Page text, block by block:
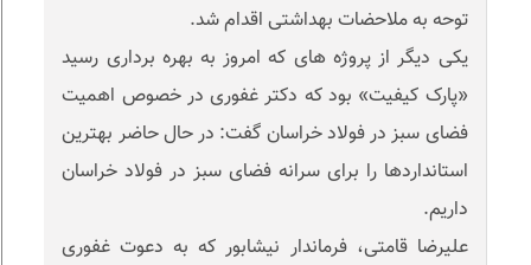
توحه به ملاحضات بهداشتی اقدام شد.
یکی دیگر از پروژه های که امروز به بهره برداری رسید
«پارک کیفیت» بود که دکتر غفوری در خصوص اهمیت
فضای سبز در فولاد خراسان گفت: در حال حاضر بهترین
استانداردها را برای سرانه فضای سبز در فولاد خراسان
داریم.
علیرضا قامتی، فرماندار نیشابور که به دعوت غفوری